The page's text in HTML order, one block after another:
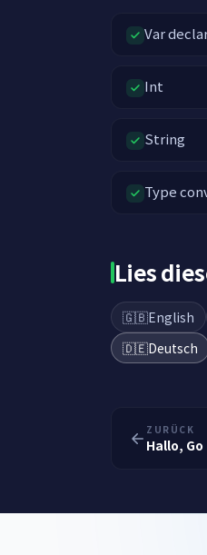
Var
Int
String
Type
Lies
🇬🇧English
🇩🇪Deutsch
ZURÜCK
Hallo, Go